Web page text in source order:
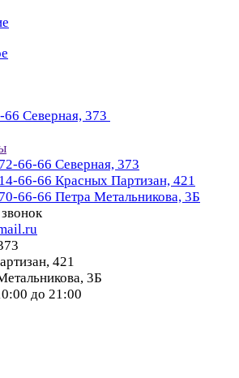
66 Северная, 373
66-66 Северная, 373
66-66 Красных Партизан, 421
66-66 Петра Метальникова, 3Б
421
3Б
до 21:00